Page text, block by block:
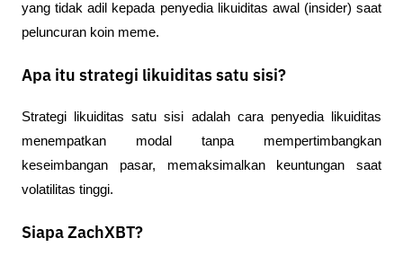
yang tidak adil kepada penyedia likuiditas awal (insider) saat
peluncuran koin meme.
Apa itu strategi likuiditas satu sisi?
Strategi likuiditas satu sisi adalah cara penyedia likuiditas
menempatkan modal tanpa mempertimbangkan
keseimbangan pasar, memaksimalkan keuntungan saat
volatilitas tinggi.
Siapa ZachXBT?